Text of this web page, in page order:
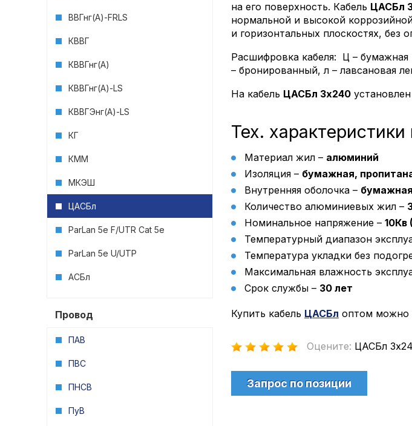
ВВГнг(A)-FRLS
КВВГ
КВВГнг(А)
КВВГнг(А)-LS
КВВГЭнг(А)-LS
КГ
КММ
МКЭШ
ЦАСБл
ParLan 5e F/UTR Cat 5e
ParLan 5e U/UTP
АСБл
Провод
ПАВ
ПВС
ПНСВ
ПуВ
на его поверхность. Кабель ЦАСБл
нормальной и высокой
и горизонтальных плоскостях, без
Расшифровка кабеля: Ц –
– бронированный, л – лавсановая
На кабель ЦАСБл 3х240
Тех. характеристики
Материал жил – алюминий
Изоляция – бумажная,
Внутренняя оболочка –
Количество алюминиевых жил –
Номинальное напряжение – 10Кв
Температурный диапазон
Температура укладки без
Максимальная влажность
Срок службы – 30 лет
Купить кабель ЦАСБл оптом можно
Оцените: ЦАСБл
Запрос по позиции